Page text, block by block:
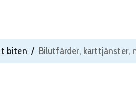
biten / Bilutfärder, karttjänster,